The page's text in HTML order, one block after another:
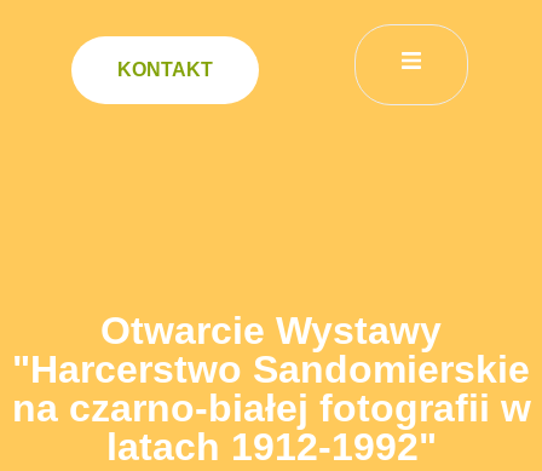
KONTAKT
Otwarcie Wystawy
"Harcerstwo Sandomierskie
na czarno-białej fotografii w
latach 1912-1992"